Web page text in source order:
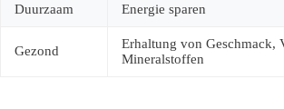
Duurzaam Energie sparen
Gezond
Erhaltung von Geschmack,
Mineralstoffen